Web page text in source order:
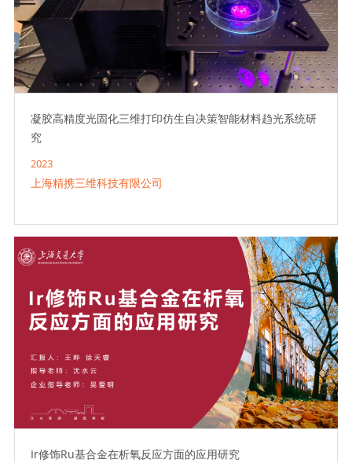
凝胶高精度光固化三维打印仿生自决策智能材料趋光系统研
究
2023
上海精携三维科技有限公司
Ir修饰Ru基合金在析氧反应方面的应用研究